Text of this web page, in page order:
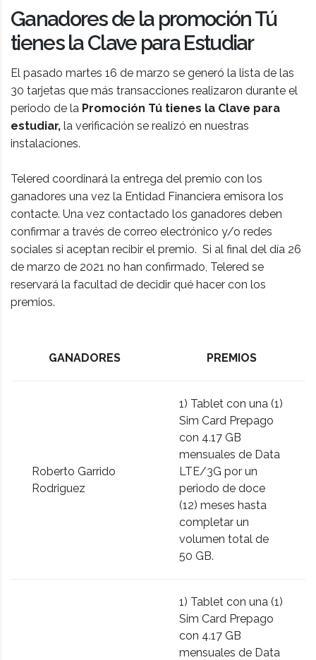
Ganadores de la promoción Tú
tienes la Clave para Estudiar
El pasado martes 16 de marzo se generó la lista de las
30 tarjetas que más transacciones realizaron durante el
periodo de la Promoción Tú tienes la Clave para
estudiar, la verificación se realizó en nuestras
instalaciones.
Telered coordinará la entrega del premio con los
ganadores una vez la Entidad Financiera emisora los
contacte. Una vez contactado los ganadores deben
confirmar a través de correo electrónico y/o redes
sociales si aceptan recibir el premio. Si al final del día 26
de marzo de 2021 no han confirmado, Telered se
reservará la facultad de decidir qué hacer con los
premios.
GANADORES PREMIOS
Roberto Garrido
Rodriguez
1) Tablet con una (1)
Sim Card Prepago
con 4.17 GB
mensuales de Data
LTE/3G por un
periodo de doce
(12) meses hasta
completar un
volumen total de
50 GB.
1) Tablet con una (1)
Sim Card Prepago
con 4.17 GB
mensuales de Data